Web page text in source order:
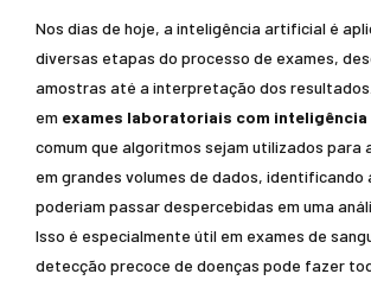
Nos dias de hoje, a inteligência artificial é
diversas etapas do processo de exames,
amostras até a interpretação dos
em exames laboratoriais com
comum que algoritmos sejam utilizados para
em grandes volumes de dados, identificando
poderiam passar despercebidas em uma
Isso é especialmente útil em exames de
detecção precoce de doenças pode fazer